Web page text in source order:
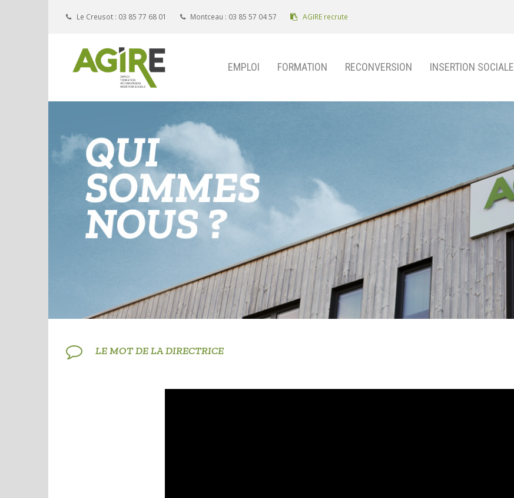
Le Creusot : 03 85 77 68 01 Montceau : 03 85 57 04 57 AGIRE recrute
EMPLOI FORMATION RECONVERSION INSERTION SOCIALE
LE MOT DE LA DIRECTRICE